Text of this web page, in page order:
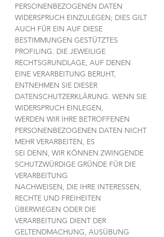
PERSONENBEZOGENEN DATEN
WIDERSPRUCH EINZULEGEN; DIES GILT
AUCH FÜR EIN AUF DIESE
BESTIMMUNGEN GESTÜTZTES
PROFILING. DIE JEWEILIGE
RECHTSGRUNDLAGE, AUF DENEN
EINE VERARBEITUNG BERUHT,
ENTNEHMEN SIE DIESER
DATENSCHUTZERKLÄRUNG. WENN SIE
WIDERSPRUCH EINLEGEN,
WERDEN WIR IHRE BETROFFENEN
PERSONENBEZOGENEN DATEN NICHT
MEHR VERARBEITEN, ES
SEI DENN, WIR KÖNNEN ZWINGENDE
SCHUTZWÜRDIGE GRÜNDE FÜR DIE
VERARBEITUNG
NACHWEISEN, DIE IHRE INTERESSEN,
RECHTE UND FREIHEITEN
ÜBERWIEGEN ODER DIE
VERARBEITUNG DIENT DER
GELTENDMACHUNG, AUSÜBUNG